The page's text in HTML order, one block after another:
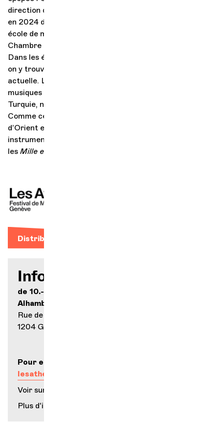
direction de la talentueuse Judith Baubérot, lauréate
en 2024 du tout premier prix décerné par la Haute
école de musique de Genève et l’Or- chestre de
Chambre de Genève pour la relève des jeunes cheffes.
Dans les éclats chamarrés de ce conte sans frontières,
on y trouvera tant de perles encore de la scène
actuelle. Le flûtiste Sylvain Barou, élevé dans les
musiques celtiques, qui parcourt le monde de l’Inde à la
Turquie, naviguant avec talent du baroque au jazz.
Comme cet autre incontournable des traditions
d’Orient et de Méditerranée, Efrén López, virtuose des
instruments à cordes pincées. Pour tous les publics,
les Mille et une nuits
Distribution
Infos pratiques
de 10.- à 20.-
Alhambra
Rue de la Rôtisserie 10
1204 Genève
Pour en savoir plus :
lesathenneenes.ch
Voir sur la carte
Plus d'infos